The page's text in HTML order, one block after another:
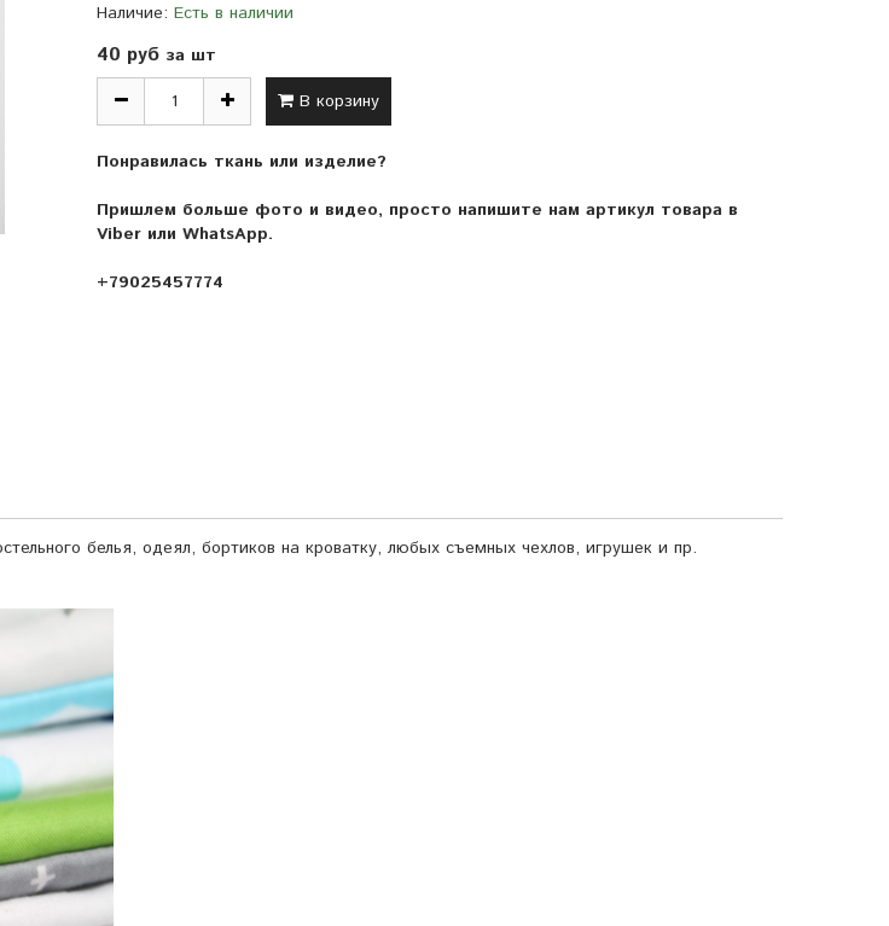
Наличие: Есть в наличии
40 руб за шт
В корзину
Понравилась ткань или изделие?
Пришлем больше фото и видео, просто напишите нам артикул товара в
Viber или WhatsApp.
+79025457774
белья, одеял, бортиков на кроватку, любых съемных чехлов, игрушек и пр.